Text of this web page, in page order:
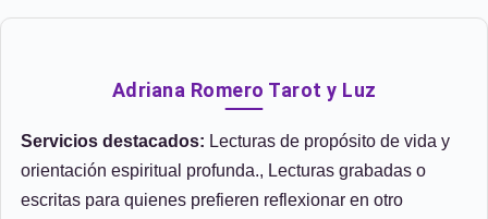
Adriana Romero Tarot y Luz
Servicios destacados: Lecturas de propósito de vida y
orientación espiritual profunda., Lecturas grabadas o
escritas para quienes prefieren reflexionar en otro